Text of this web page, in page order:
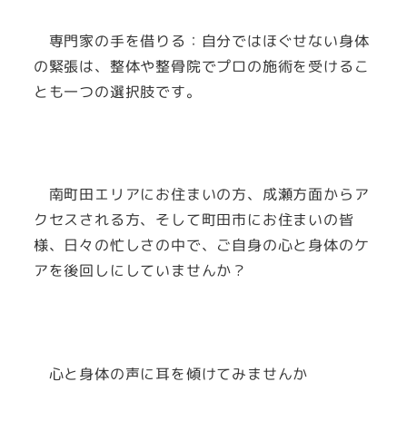
専門家の手を借りる：自分ではほぐせない身体
の緊張は、整体や整骨院でプロの施術を受けるこ
とも一つの選択肢です。
南町田エリアにお住まいの方、成瀬方面からア
クセスされる方、そして町田市にお住まいの皆
様、日々の忙しさの中で、ご自身の心と身体のケ
アを後回しにしていませんか？
心と身体の声に耳を傾けてみませんか